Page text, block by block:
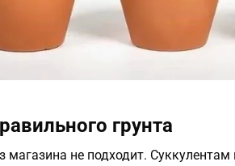
грунта
магазина не подходит.